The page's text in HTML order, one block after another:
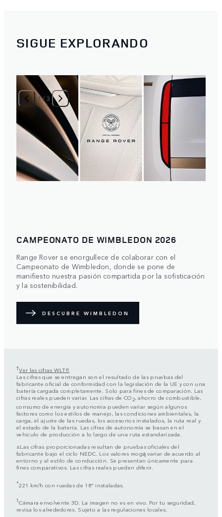
SIGUE EXPLORANDO
1/3
CAMPEONATO DE WIMBLEDON 2026
Range Rover se enorgullece de colaborar con el
Campeonato de Wimbledon, donde se pone de
manifiesto nuestra pasión compartida por la sofisticación
y la sostenibilidad.
DESCUBRE WIMBLEDON
†Ver las cifras WLTP.
Las cifras que se entregan son el resultado de las pruebas del
fabricante oficial de conformidad con la legislación de la UE y con una
batería cargada completamente. Solo para fines de comparación. Las
cifras reales pueden variar. Las cifras de CO 2, ahorro de combustible,
consumo de energía y autonomía pueden variar según algunos
factores como los estilos de manejo, las condiciones ambientales, la
carga, el ajuste de las ruedas, los accesorios instalados, la ruta real y
el estado de la batería. Las cifras de autonomía se basan en el
vehículo de producción a lo largo de una ruta estandarizada.
±Las cifras proporcionadas resultan de pruebas oficiales del
fabricante bajo el ciclo NEDC. Los valores mogą variar de acuerdo al
entorno y al estilo de conducción. Se presentan únicamente para
fines comparativos. Las cifras reales pueden diferir.
*221 km/h con ruedas de 18" instaladas.
1Cámara envolvente 3D. La imagen no es en vivo. Por tu seguridad,
revisa los alrededores. Sujeto a las regulaciones locales.